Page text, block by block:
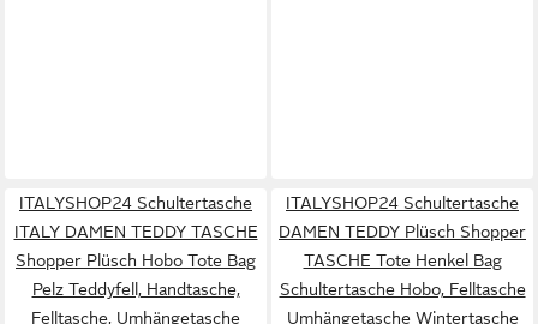
ITALYSHOP24 Schultertasche
ITALY DAMEN TEDDY TASCHE
Shopper Plüsch Hobo Tote Bag
Pelz Teddyfell, Handtasche,
Felltasche, Umhängetasche
ITALYSHOP24 Schultertasche
DAMEN TEDDY Plüsch Shopper
TASCHE Tote Henkel Bag
Schultertasche Hobo, Felltasche
Umhängetasche Wintertasche